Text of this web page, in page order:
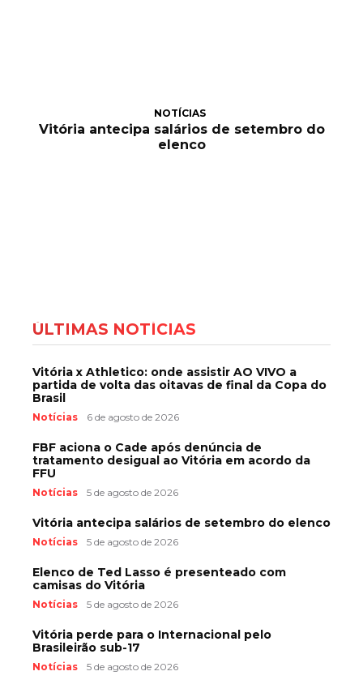
NOTÍCIAS
Vitória antecipa salários de setembro do
elenco
ÚLTIMAS NOTÍCIAS
Vitória x Athletico: onde assistir AO VIVO a
partida de volta das oitavas de final da Copa do
Brasil
Notícias 6 de agosto de 2026
FBF aciona o Cade após denúncia de
tratamento desigual ao Vitória em acordo da
FFU
Notícias 5 de agosto de 2026
Vitória antecipa salários de setembro do elenco
Notícias 5 de agosto de 2026
Elenco de Ted Lasso é presenteado com
camisas do Vitória
Notícias 5 de agosto de 2026
Vitória perde para o Internacional pelo
Brasileirão sub-17
Notícias 5 de agosto de 2026